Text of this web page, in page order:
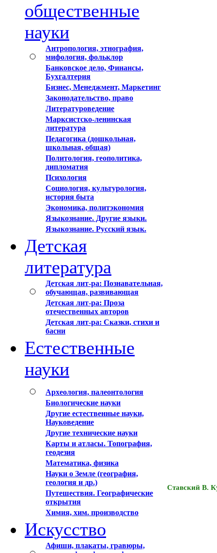
общественные
науки
Антропология, этнография,
мифология, фольклор
Банковское дело, Финансы,
Бухгалтерия
Бизнес, Менеджмент, Маркетинг
Законодательство, право
Литературоведение
Марксистско-ленинская
литература
Педагогика (дошкольная,
школьная, общая)
Политология, геополитика,
дипломатия
Психология
Социология, культурология,
история быта
Экономика, политэкономия
Языкознание. Другие языки.
Языкознание. Русский язык.
Детская
литература
Детская лит-ра: Познавательная,
обучающая, развивающая
Детская лит-ра: Проза
отечественных авторов
Детская лит-ра: Сказки, стихи и
басни
Естественные
науки
Археология, палеонтология
Биологические науки
Другие естественные науки,
Науковедение
Другие технические науки
Карты и атласы. Топография,
геодезия
Математика, физика
Науки о Земле (география,
геология и др.)
Путешествия. Географические
открытия
Химия, хим. производство
Искусство
Афиши, плакаты, гравюры,
Ставский В.